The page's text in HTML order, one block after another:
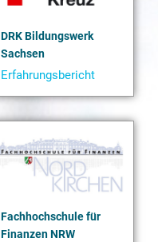
DRK Bildungswerk
Sachsen
Erfahrungsbericht
Fachhochschule für
Finanzen NRW